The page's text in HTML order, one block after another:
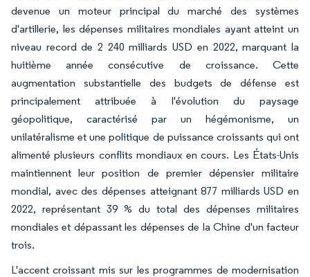
devenue un moteur principal du marché des systèmes
d'artillerie, les dépenses militaires mondiales ayant atteint un
niveau record de 2 240 milliards USD en 2022, marquant la
huitième année consécutive de croissance. Cette
augmentation substantielle des budgets de défense est
principalement attribuée à l'évolution du paysage
géopolitique, caractérisé par un hégémonisme, un
unilatéralisme et une politique de puissance croissants qui ont
alimenté plusieurs conflits mondiaux en cours. Les États-Unis
maintiennent leur position de premier dépensier militaire
mondial, avec des dépenses atteignant 877 milliards USD en
2022, représentant 39 % du total des dépenses militaires
mondiales et dépassant les dépenses de la Chine d'un facteur
trois.
L'accent croissant mis sur les programmes de modernisation